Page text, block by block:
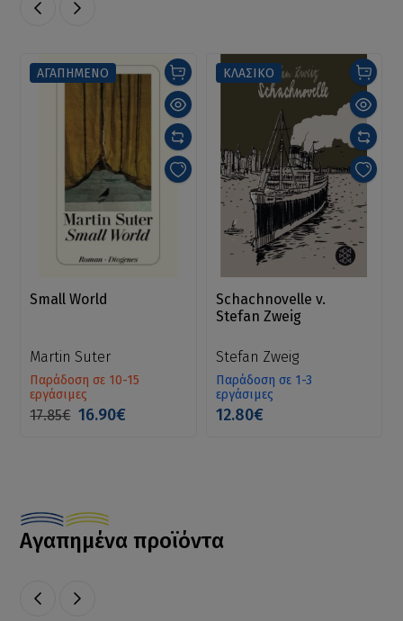
ΑΓΑΠΗΜΕΝΟ
Small World
Martin Suter
Παράδοση σε 10-15
εργάσιμες
17.85€ 16.90€
ΚΛΑΣΙΚΟ
Schachnovelle v.
Stefan Zweig
Stefan Zweig
Παράδοση σε 1-3
εργάσιμες
12.80€
Αγαπημένα προϊόντα